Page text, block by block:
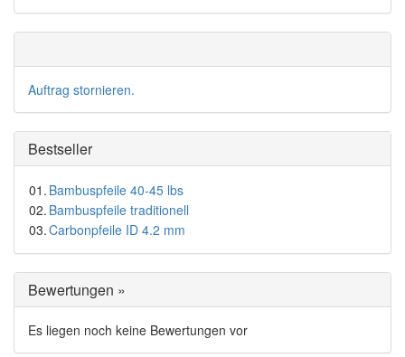
Auftrag stornieren.
Bestseller
01. Bambuspfeile 40-45 lbs
02. Bambuspfeile traditionell
03.Carbonpfeile ID 4.2 mm
Bewertungen »
Es liegen noch keine Bewertungen vor